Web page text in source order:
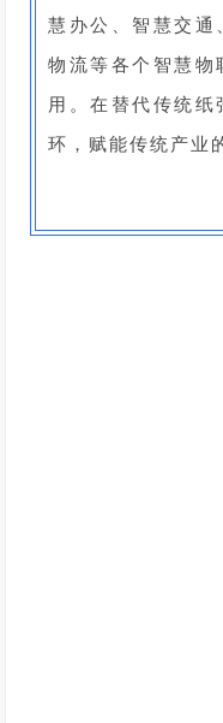
慧办公、智慧交通
物流等各个智慧物
用。在替代传统纸
环，赋能传统产业